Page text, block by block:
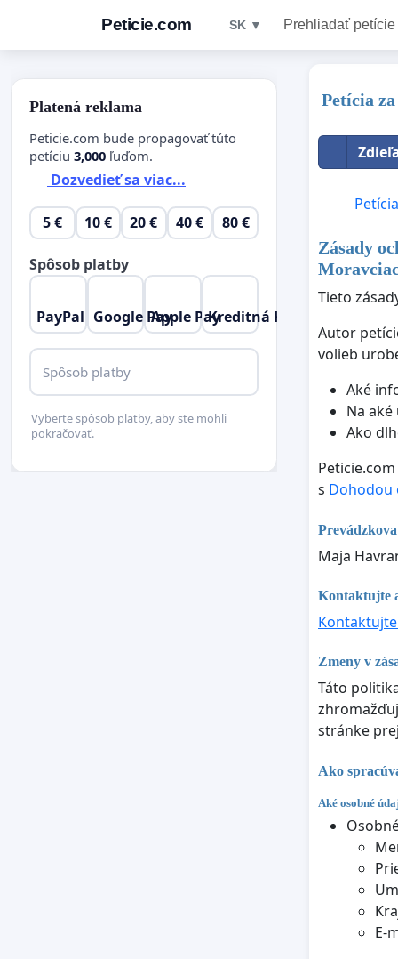
Peticie.com SK ▼ Prehliadať petície
Petícia
Petícia
Zásady
Tieto
Autor
volieb
Aké
Na aké
Ako
s Dohodou
Maja
Kontaktujte
Zmeny v
Táto
stránke
Ako
Aké osobné
E-
Platená reklama
Peticie.com bude propagovať túto
petíciu 3,000 ľuďom.
Dozvedieť sa viac...
5 € 10 € 20 € 40 € 80 €
Spôsob platby
PayPal Google PayApple PayKreditná Karta
Spôsob platby
Vyberte spôsob platby, aby ste mohli
pokračovať.